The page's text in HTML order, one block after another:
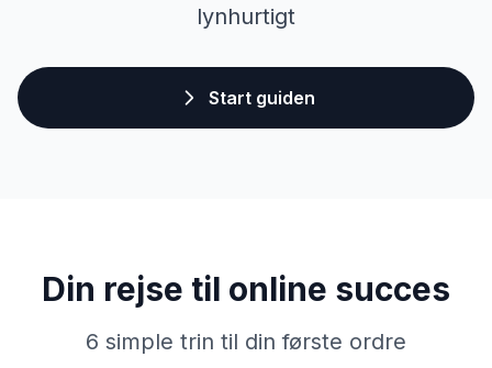
lynhurtigt
Start guiden
Din rejse til online succes
6 simple trin til din første ordre